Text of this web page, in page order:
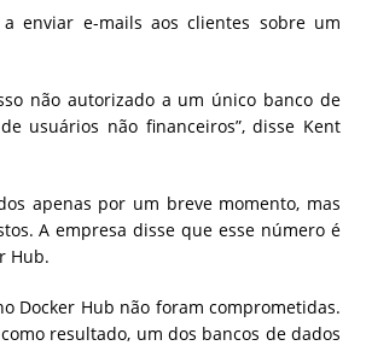
enviar e-mails aos clientes sobre um
não autorizado a um único banco de
usuários não financeiros”, disse Kent
apenas por um breve momento, mas
A empresa disse que esse número é
Hub.
Docker Hub não foram comprometidas.
resultado, um dos bancos de dados